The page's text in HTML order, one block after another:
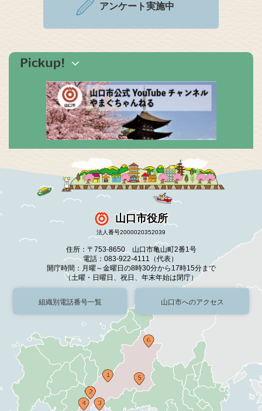
アンケート実施中
山口市役所
法人番号2000020352039
住所：〒753-8650 山口市亀山町2番1号
電話：083-922-4111（代表）
開庁時間：月曜～金曜日の8時30分から17時15分まで
（土曜・日曜日、祝日、年末年始は閉庁）
組織別電話番号一覧 山口市へのアクセス